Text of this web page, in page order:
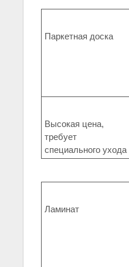
Паркетная доска
Высокая цена,
требует
специального ухода
Ламинат